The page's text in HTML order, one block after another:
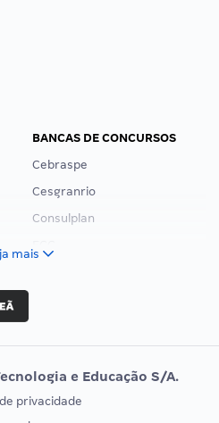
BANCAS DE CONCURSOS
Cebraspe
Cesgranrio
Consulplan
Vunesp
EXAME DE ORDEM
mais
e Educação S/A.
privacidade